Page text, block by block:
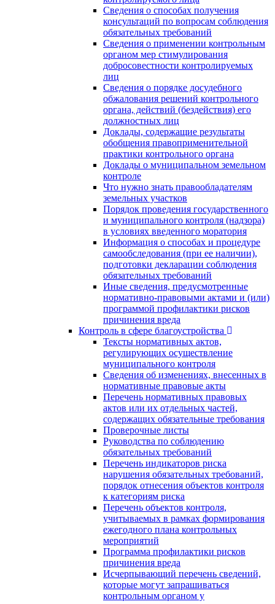
Сведения о способах получения
консультаций по вопросам соблюдения
обязательных требований
Сведения о применении контрольным
органом мер стимулирования
добросовестности контролируемых
лиц
Сведения о порядке досудебного
обжалования решений контрольного
органа, действий (бездействия) его
должностных лиц
Доклады, содержащие результаты
обобщения правоприменительной
практики контрольного органа
Доклады о муниципальном земельном
контроле
Что нужно знать правообладателям
земельных участков
Порядок проведения государственного
и муниципального контроля (надзора)
в условиях введенного моратория
Информация о способах и процедуре
самообследования (при ее наличии),
подготовки декларации соблюдения
обязательных требований
Иные сведения, предусмотренные
нормативно-правовыми актами и (или)
программой профилактики рисков
причинения вреда
Контроль в сфере благоустройства
Тексты нормативных актов,
регулирующих осуществление
муниципального контроля
Сведения об изменениях, внесенных в
нормативные правовые акты
Перечень нормативных правовых
актов или их отдельных частей,
содержащих обязательные требования
Проверочные листы
Руководства по соблюдению
обязательных требований
Перечень индикаторов риска
нарушения обязательных требований,
порядок отнесения объектов контроля
к категориям риска
Перечень объектов контроля,
учитываемых в рамках формирования
ежегодного плана контрольных
мероприятий
Программа профилактики рисков
причинения вреда
Исчерпывающий перечень сведений,
которые могут запрашиваться
контрольным органом у